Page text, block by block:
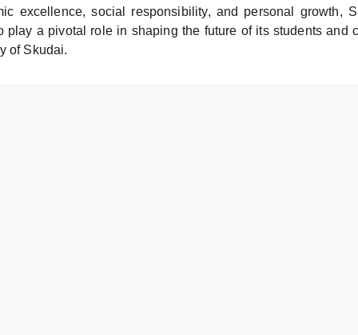
excellence, social responsibility, and personal growth,
play a pivotal role in shaping the future of its students and
of Skudai.